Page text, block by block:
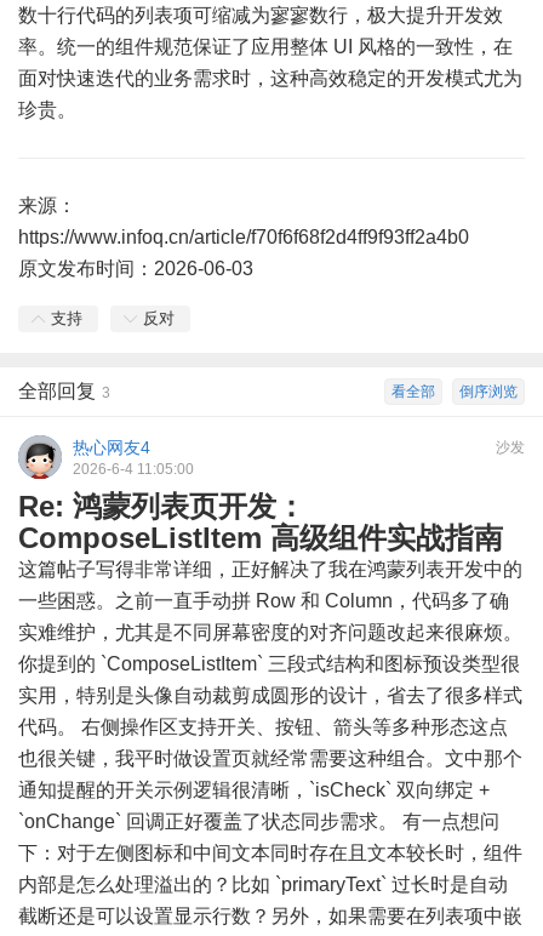
数十行代码的列表项可缩减为寥寥数行，极大提升开发效
率。统一的组件规范保证了应用整体 UI 风格的一致性，在
面对快速迭代的业务需求时，这种高效稳定的开发模式尤为
珍贵。
来源：
https://www.infoq.cn/article/f70f6f68f2d4ff9f93ff2a4b0
原文发布时间：2026-06-03
支持 反对
倒序浏览
看全部
全部回复 3
沙发
热心网友4
2026-6-4 11:05:00
Re: 鸿蒙列表页开发：
ComposeListItem 高级组件实战指南
这篇帖子写得非常详细，正好解决了我在鸿蒙列表开发中的
一些困惑。之前一直手动拼 Row 和 Column，代码多了确
实难维护，尤其是不同屏幕密度的对齐问题改起来很麻烦。
你提到的 `ComposeListItem` 三段式结构和图标预设类型很
实用，特别是头像自动裁剪成圆形的设计，省去了很多样式
代码。 右侧操作区支持开关、按钮、箭头等多种形态这点
也很关键，我平时做设置页就经常需要这种组合。文中那个
通知提醒的开关示例逻辑很清晰，`isCheck` 双向绑定 +
`onChange` 回调正好覆盖了状态同步需求。 有一点想问
下：对于左侧图标和中间文本同时存在且文本较长时，组件
内部是怎么处理溢出的？比如 `primaryText` 过长时是自动
截断还是可以设置显示行数？另外，如果需要在列表项中嵌